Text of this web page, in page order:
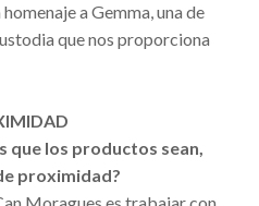
a Gemma, una de
que nos proporciona
que los productos sean,
proximidad?